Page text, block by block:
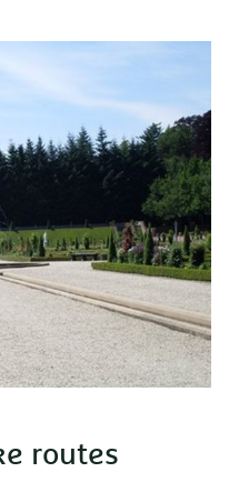
routes